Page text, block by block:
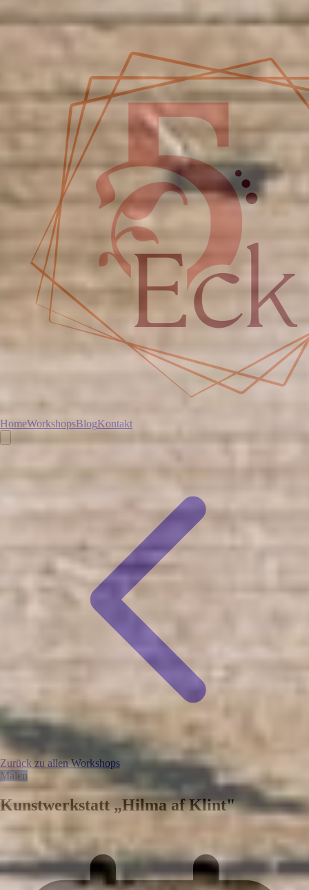
HomeWorkshopsBlogKontakt
Zurück zu allen Workshops
Malen
Kunstwerkstatt „Hilma af Klint"